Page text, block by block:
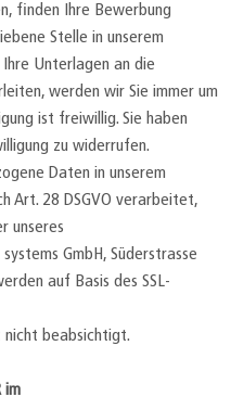
finden Ihre Bewerbung
Stelle in unserem
Unterlagen an die
werden wir Sie immer um
ist freiwillig. Sie haben
zu widerrufen.
Daten in unserem
Art. 28 DSGVO verarbeitet,
unseres
GmbH, Süderstrasse
auf Basis des SSL-
nicht beabsichtigt.
im